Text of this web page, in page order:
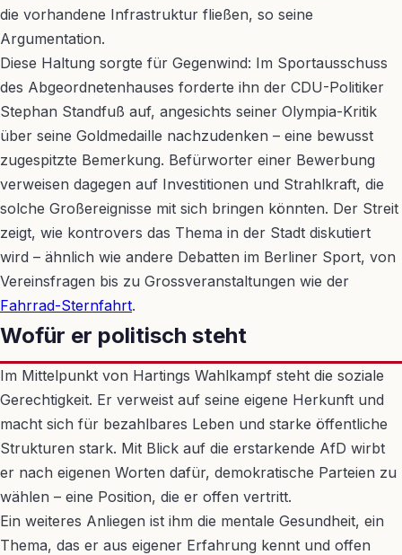
die vorhandene Infrastruktur fließen, so seine
Argumentation.
Diese Haltung sorgte für Gegenwind: Im Sportausschuss
des Abgeordnetenhauses forderte ihn der CDU-Politiker
Stephan Standfuß auf, angesichts seiner Olympia-Kritik
über seine Goldmedaille nachzudenken – eine bewusst
zugespitzte Bemerkung. Befürworter einer Bewerbung
verweisen dagegen auf Investitionen und Strahlkraft, die
solche Großereignisse mit sich bringen könnten. Der Streit
zeigt, wie kontrovers das Thema in der Stadt diskutiert
wird – ähnlich wie andere Debatten im Berliner Sport, von
Vereinsfragen bis zu Grossveranstaltungen wie der
Fahrrad-Sternfahrt.
Wofür er politisch steht
Im Mittelpunkt von Hartings Wahlkampf steht die soziale
Gerechtigkeit. Er verweist auf seine eigene Herkunft und
macht sich für bezahlbares Leben und starke öffentliche
Strukturen stark. Mit Blick auf die erstarkende AfD wirbt
er nach eigenen Worten dafür, demokratische Parteien zu
wählen – eine Position, die er offen vertritt.
Ein weiteres Anliegen ist ihm die mentale Gesundheit, ein
Thema, das er aus eigener Erfahrung kennt und offen